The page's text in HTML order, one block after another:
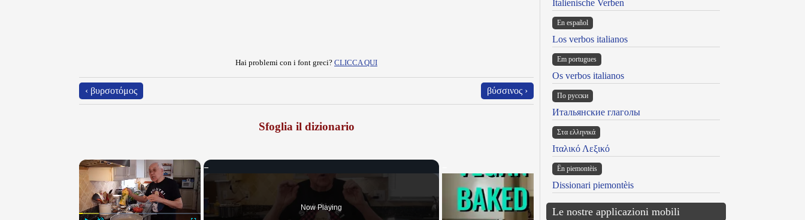
Hai problemi con i font greci? CLICCA QUI
‹ βυρσοτόμος βύσσινος ›
Sfoglia il dizionario
×
Now Playing
Italienische Verben
En español
Los verbos italianos
Em portugues
Os verbos italianos
По русски
Итальянские глаголы
Στα ελληνικά
Ιταλικό Λεξικό
Ën piemontèis
Dissionari piemontèis
Le nostre applicazioni mobili